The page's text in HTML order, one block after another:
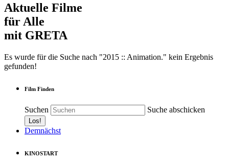
Aktuelle Filme
für Alle
mit GRETA
Es wurde für die Suche nach "2015 :: Animation." kein Ergebnis
gefunden!
Film Finden
Suchen Suche abschicken
Demnächst
KINOSTART